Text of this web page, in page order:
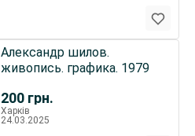
200 грн.
Александр шилов.
живопись. графика. 1979
Харків
24.03.2025